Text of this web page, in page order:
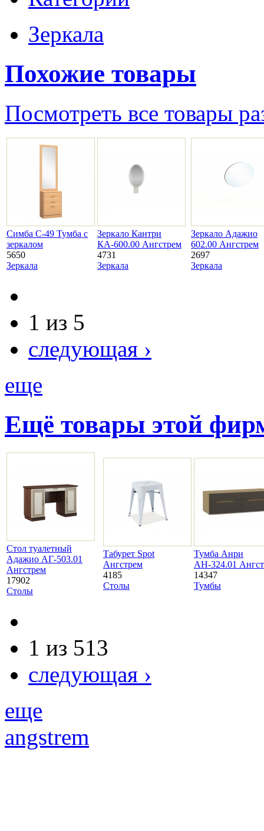
Зеркала
Похожие товары
Посмотреть все товары
Симба С-49 Тумба с
зеркалом
5650
Зеркала
Зеркало Кантри
КА-600.00 Ангстрем
4731
Зеркала
Зеркало Адажио
602.00 Ангстрем
2697
Зеркала
1 из 5
следующая ›
еще
Ещё товары этой
Стол туалетный
Адажио АГ-503.01
Ангстрем
17902
Столы
Табурет Spot
Ангстрем
4185
Столы
Тумба Анри
АН-324.01
14347
Тумбы
1 из 513
следующая ›
еще
angstrem